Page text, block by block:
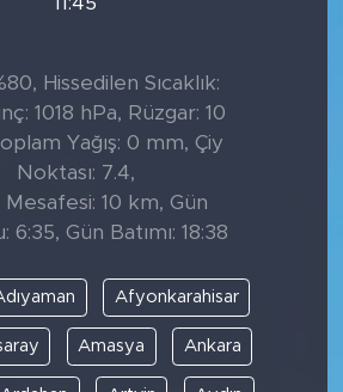
Hissedilen Sıcaklık:
1018 hPa, Rüzgar: 10
Yağış: 0 mm, Çiy
Noktası: 7.4,
Mesafesi: 10 km, Gün
6:35, Gün Batımı: 18:38
Afyonkarahisar
Amasya Ankara